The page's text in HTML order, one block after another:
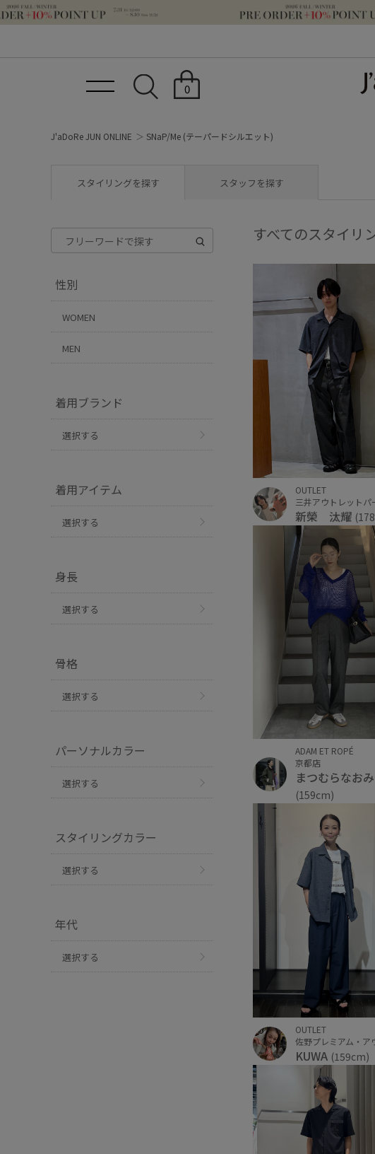
0
J'aDoRe JUN ONLINE SNaP/Me (テーパードシルエット)
スタイリングを探す スタッフを探す
性別
WOMEN
MEN
着用ブランド
選択する
着用アイテム
選択する
身長
選択する
骨格
選択する
パーソナルカラー
選択する
スタイリングカラー
選択する
年代
選択する
すべてのスタイリ
OUTLET
新榮 汰耀
ADAM ET ROPÉ
京都店
まつむらなおみ
(159cm)
OUTLET
KUWA (159cm)